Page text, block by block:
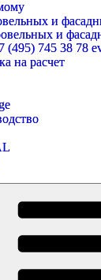
и
(495) 745 38 78
на расчет